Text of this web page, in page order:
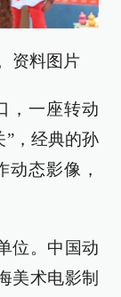
资料图片
，一座转动
”，经典的孙
态影像，
位。中国动
美术电影制